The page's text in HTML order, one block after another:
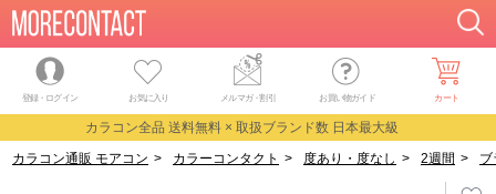
登録・ログイン お気に入り メルマガ・割引 お買い物ガイド カート
カラコン全品 送料無料 × 取扱ブランド数 日本最大級
カラコン通販 モアコン > カラーコンタクト > 度あり・度なし > 2週間 > ブ